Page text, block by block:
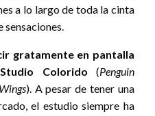
a lo largo de toda la cinta
sensaciones.
gratamente en pantalla
Colorido (Penguin
). A pesar de tener una
el estudio siempre ha